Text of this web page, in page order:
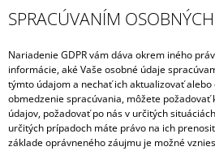
SPRACÚVANÍM
Nariadenie GDPR vám dáva okrem iného
informácie, aké Vaše osobné údaje
týmto údajom a nechať ich aktualizovať
obmedzenie spracúvania, môžete požadovať
údajov, požadovať po nás v určitých
určitých prípadoch máte právo na ich
základe oprávneného záujmu je možné